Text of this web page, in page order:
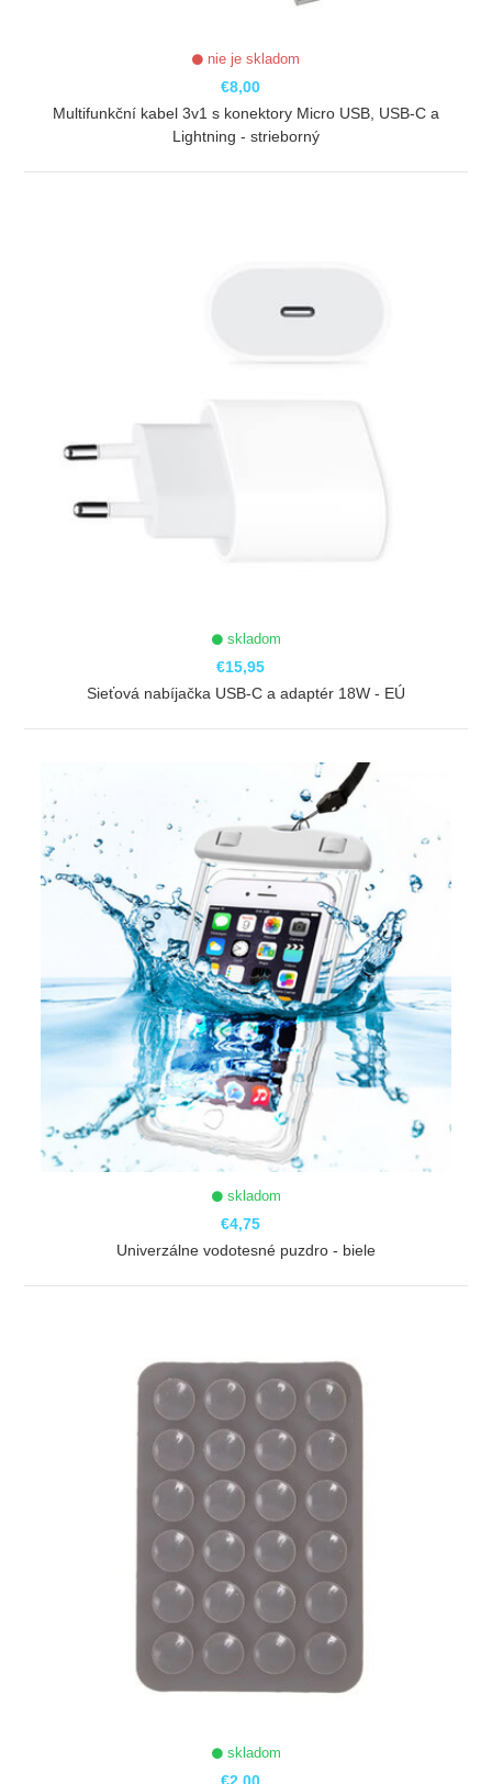
nie je skladom
€8,00
Multifunkční kabel 3v1 s konektory Micro USB, USB-C a
Lightning - strieborný
skladom
€15,95
Sieťová nabíjačka USB-C a adaptér 18W - EÚ
skladom
€4,75
Univerzálne vodotesné puzdro - biele
skladom